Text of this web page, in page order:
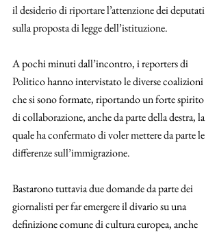
il desiderio di riportare l’attenzione dei deputati
sulla proposta di legge dell’istituzione.
A pochi minuti dall’incontro, i reporters di
Politico hanno intervistato le diverse coalizioni
che si sono formate, riportando un forte spirito
di collaborazione, anche da parte della destra, la
quale ha confermato di voler mettere da parte le
differenze sull’immigrazione.
Bastarono tuttavia due domande da parte dei
giornalisti per far emergere il divario su una
definizione comune di cultura europea, anche